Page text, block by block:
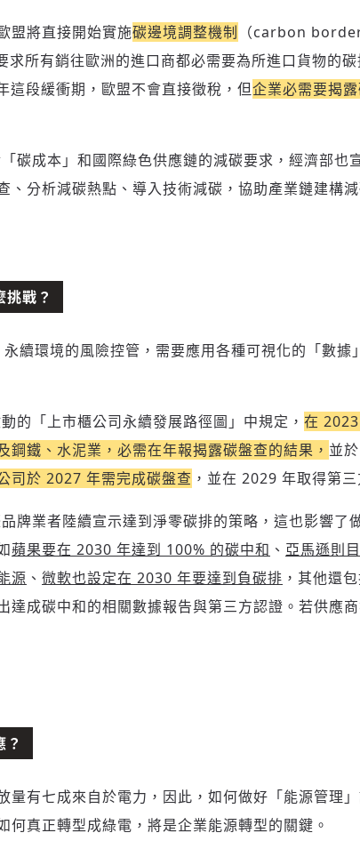
盟將直接開始實施碳邊境調整機制 （carbon
求所有銷往歐洲的進口商都必需要為所進口貨物的
這段緩衝期，歐盟不會直接徵稅，但企業必需要揭
碳成本」和國際綠色供應鏈的減碳要求，經濟部也
、分析減碳熱點、導入技術減碳，協助產業鏈建構
挑戰？
永續環境的風險控管，需要應用各種可視化的「數據
的「上市櫃公司永續發展路徑圖」中規定， 在
鋼鐵、水泥業，必需在年報揭露碳盤查的結果， 並
司於 2027 年需完成碳盤查 ，並在 2029 年取得第三
牌業者陸續宣示達到淨零碳排的策略，這也影響了
蘋果要在 2030 年達到 100% 的碳中和 、 亞馬遜則
源 、 微軟也設定在 2030 年要達到負碳排 ，其他還
達成碳中和的相關數據報告與第三方認證。若供應
量有七成來自於電力，因此，如何做好「能源管理
何真正轉型成綠電，將是企業能源轉型的關鍵。